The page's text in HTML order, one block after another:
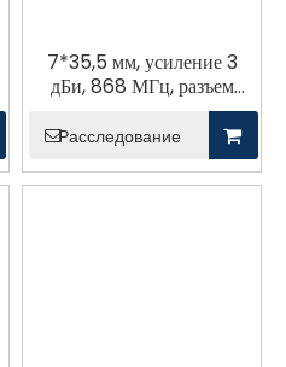
7*35,5 мм, усиление 3
дБи, 868 МГц, разъем
IPEX, антенна FPC
Расследование